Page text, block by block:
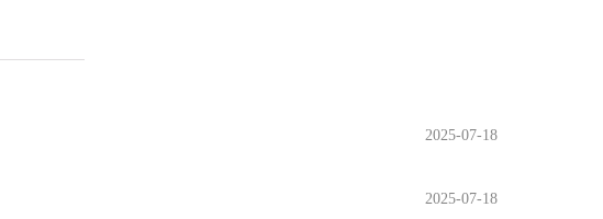
2025-07-18
2025-07-18